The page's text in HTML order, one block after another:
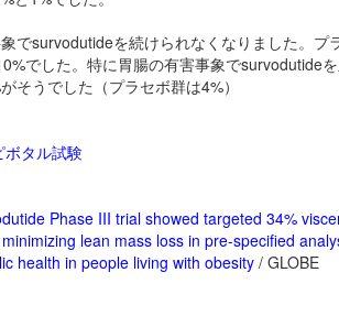
でsurvodutideを続けられなくなりました。プ
でした。特に胃腸の有害事象でsurvodutide
そうでした（プラセボ群は4%）
ボタル試験
Phase III trial showed targeted 34%
lean mass loss in pre-specified
health in people living with obesity/ GLOBE